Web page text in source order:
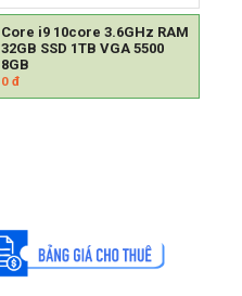
Core i9 10core 3.6GHz RAM
32GB SSD 1TB VGA 5500
8GB
0đ